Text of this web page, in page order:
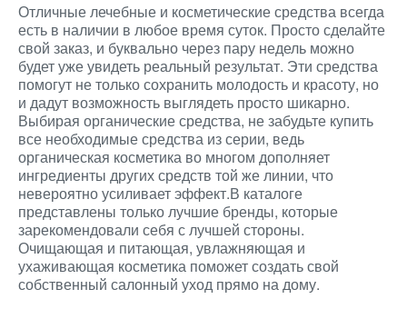
Отличные лечебные и косметические средства всегда
есть в наличии в любое время суток. Просто сделайте
свой заказ, и буквально через пару недель можно
будет уже увидеть реальный результат. Эти средства
помогут не только сохранить молодость и красоту, но
и дадут возможность выглядеть просто шикарно.
Выбирая органические средства, не забудьте купить
все необходимые средства из серии, ведь
органическая косметика во многом дополняет
ингредиенты других средств той же линии, что
невероятно усиливает эффект.В каталоге
представлены только лучшие бренды, которые
зарекомендовали себя с лучшей стороны.
Очищающая и питающая, увлажняющая и
ухаживающая косметика поможет создать свой
собственный салонный уход прямо на дому.